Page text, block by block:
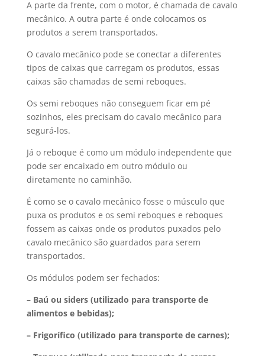
A parte da frente, com o motor, é chamada de cavalo
mecânico. A outra parte é onde colocamos os
produtos a serem transportados.
O cavalo mecânico pode se conectar a diferentes
tipos de caixas que carregam os produtos, essas
caixas são chamadas de semi reboques.
Os semi reboques não conseguem ficar em pé
sozinhos, eles precisam do cavalo mecânico para
segurá-los.
Já o reboque é como um módulo independente que
pode ser encaixado em outro módulo ou
diretamente no caminhão.
É como se o cavalo mecânico fosse o músculo que
puxa os produtos e os semi reboques e reboques
fossem as caixas onde os produtos puxados pelo
cavalo mecânico são guardados para serem
transportados.
Os módulos podem ser fechados:
– Baú ou siders (utilizado para transporte de
alimentos e bebidas);
– Frigorífico (utilizado para transporte de carnes);